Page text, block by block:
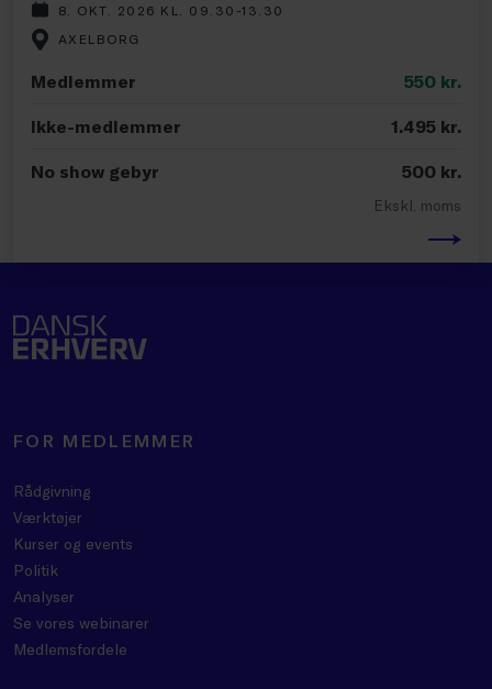
8. OKT. 2026 KL. 09.30-13.30
AXELBORG
Medlemmer 550 kr.
Ikke-medlemmer 1.495 kr.
No show gebyr 500 kr.
Ekskl. moms
FOR MEDLEMMER
Rådgivning
Værktøjer
Kurser og events
Politik
Analyser
Se vores webinarer
Medlemsfordele